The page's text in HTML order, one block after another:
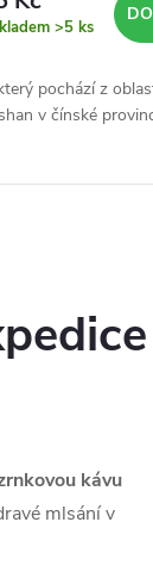
>5 ks
pochází z
v čínské
kávu
mlsání v